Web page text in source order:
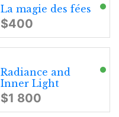
La magie des fées
$400
Radiance and
Inner Light
$1 800